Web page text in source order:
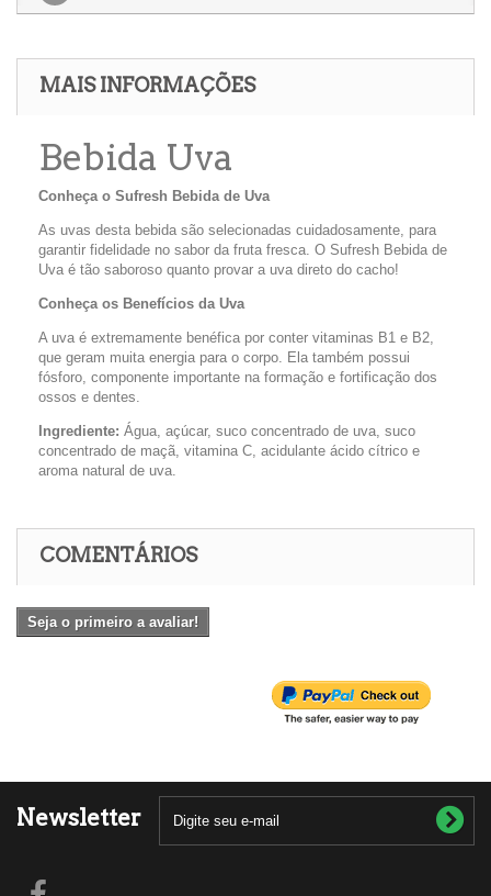
MAIS INFORMAÇÕES
Bebida Uva
Conheça o Sufresh Bebida de Uva
As uvas desta bebida são selecionadas cuidadosamente, para
garantir fidelidade no sabor da fruta fresca. O Sufresh Bebida de
Uva é tão saboroso quanto provar a uva direto do cacho!
Conheça os Benefícios da Uva
A uva é extremamente benéfica por conter vitaminas B1 e B2,
que geram muita energia para o corpo. Ela também possui
fósforo, componente importante na formação e fortificação dos
ossos e dentes.
Ingrediente: Água, açúcar, suco concentrado de uva, suco
concentrado de maçã, vitamina C, acidulante ácido cítrico e
aroma natural de uva.
COMENTÁRIOS
Seja o primeiro a avaliar!
Newsletter